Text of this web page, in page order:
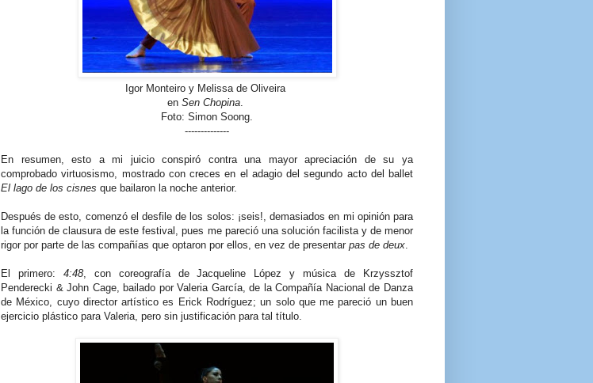
Igor Monteiro y Melissa de Oliveira
en Sen Chopina.
Foto: Simon Soong.
--------------
En resumen, esto a mi juicio conspiró contra una mayor apreciación de su ya
comprobado virtuosismo, mostrado con creces en el adagio del segundo acto del ballet
El lago de los cisnes que bailaron la noche anterior.
Después de esto, comenzó el desfile de los solos: ¡seis!, demasiados en mi opinión para
la función de clausura de este festival, pues me pareció una solución facilista y de menor
rigor por parte de las compañías que optaron por ellos, en vez de presentar pas de deux.
El primero: 4:48, con coreografía de Jacqueline López y música de Krzyssztof
Penderecki & John Cage, bailado por Valeria García, de la Compañía Nacional de Danza
de México, cuyo director artístico es Erick Rodríguez; un solo que me pareció un buen
ejercicio plástico para Valeria, pero sin justificación para tal título.